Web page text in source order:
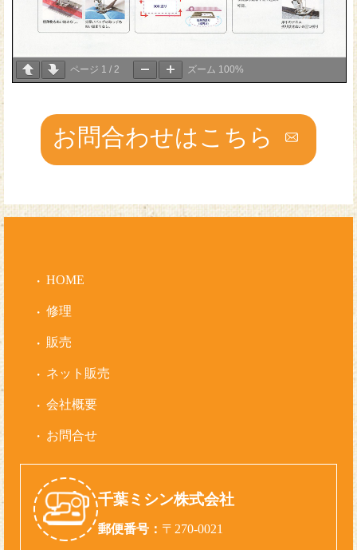
ページ 1 / 2 ズーム 100%
お問合わせはこちら
HOME
修理
販売
ネット販売
会社概要
お問合せ
千葉ミシン株式会社
郵便番号： 〒270-0021